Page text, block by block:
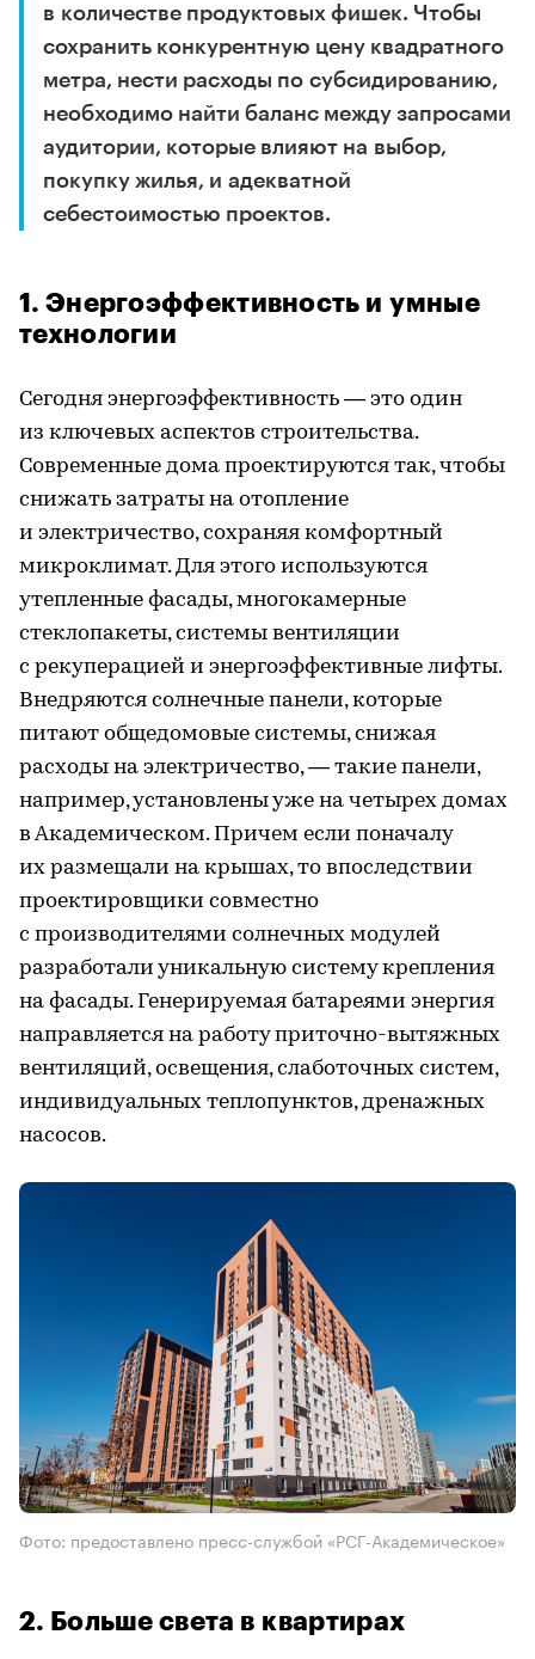
в количестве продуктовых фишек. Чтобы
сохранить конкурентную цену квадратного
метра, нести расходы по субсидированию,
необходимо найти баланс между запросами
аудитории, которые влияют на выбор,
покупку жилья, и адекватной
себестоимостью проектов.
1. Энергоэффективность и умные
технологии
Сегодня энергоэффективность — это один
из ключевых аспектов строительства.
Современные дома проектируются так, чтобы
снижать затраты на отопление
и электричество, сохраняя комфортный
микроклимат. Для этого используются
утепленные фасады, многокамерные
стеклопакеты, системы вентиляции
с рекуперацией и энергоэффективные лифты.
Внедряются солнечные панели, которые
питают общедомовые системы, снижая
расходы на электричество, — такие панели,
например, установлены уже на четырех домах
в Академическом. Причем если поначалу
их размещали на крышах, то впоследствии
проектировщики совместно
с производителями солнечных модулей
разработали уникальную систему крепления
на фасады. Генерируемая батареями энергия
направляется на работу приточно-вытяжных
вентиляций, освещения, слаботочных систем,
индивидуальных теплопунктов, дренажных
насосов.
Фото: предоставлено пресс-службой «РСГ-Академическое»
2. Больше света в квартирах